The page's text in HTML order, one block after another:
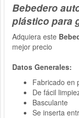
Bebedero
plástico para
Adquiera este
mejor precio
Datos Generales:
Fabricado en
De fácil
Basculante
Se inserta